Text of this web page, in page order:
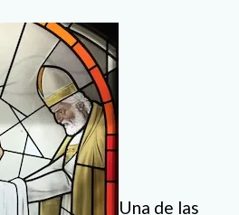
Una de las